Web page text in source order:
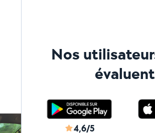
Nos
évaluent
4,6/5